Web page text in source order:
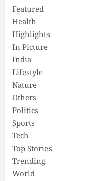
Featured
Health
Highlights
In Picture
India
Lifestyle
Nature
Others
Politics
Sports
Tech
Top Stories
Trending
World